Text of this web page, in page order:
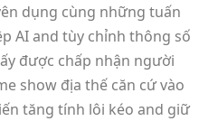
dụng cùng những tuấn
AI and tùy chỉnh thông số
được chấp nhận người
show địa thế căn cứ vào
tăng tính lôi kéo and giữ